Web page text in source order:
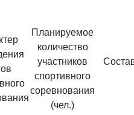
Планируемое
количество
участников
спортивного
соревнования
(чел.)